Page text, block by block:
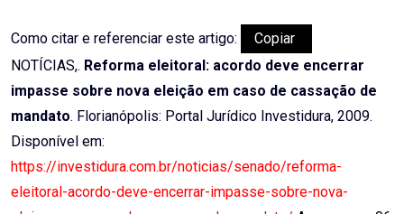
Como citar e referenciar este artigo:
Copiar
NOTÍCIAS,. Reforma eleitoral: acordo deve encerrar
impasse sobre nova eleição em caso de cassação de
mandato. Florianópolis: Portal Jurídico Investidura, 2009.
Disponível em:
https://investidura.com.br/noticias/senado/reforma-
eleitoral-acordo-deve-encerrar-impasse-sobre-nova-